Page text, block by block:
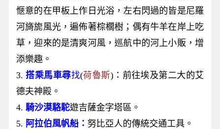
愜意的在甲板上作日光浴，左右閃過的皆是尼羅
河旖旎風光，遍佈著棕櫚樹；偶有牛羊在岸上吃
草，迎來的是清爽河風，巡航中的河上小販，增
添樂趣。
3. 搭乘馬車尋找(荷魯斯)：前往埃及第二大的艾
德夫神殿。
4. 騎沙漠駱駝遊吉薩金字塔區。
5. 阿拉伯風帆船： 努比亞人的傳統交通工具。